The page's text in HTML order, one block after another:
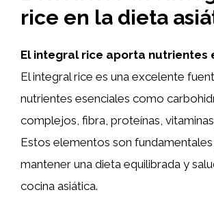
rice en la dieta
El integral rice aporta nutrientes
El integral rice es una excelente
nutrientes esenciales como
complejos, fibra, proteínas,
Estos elementos son
mantener una dieta equilibrada y
cocina asiática.